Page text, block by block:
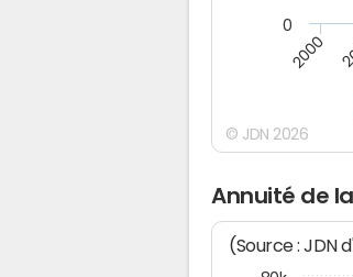
2000
0
© JDN 2026
Annuité de
(Source : JDN